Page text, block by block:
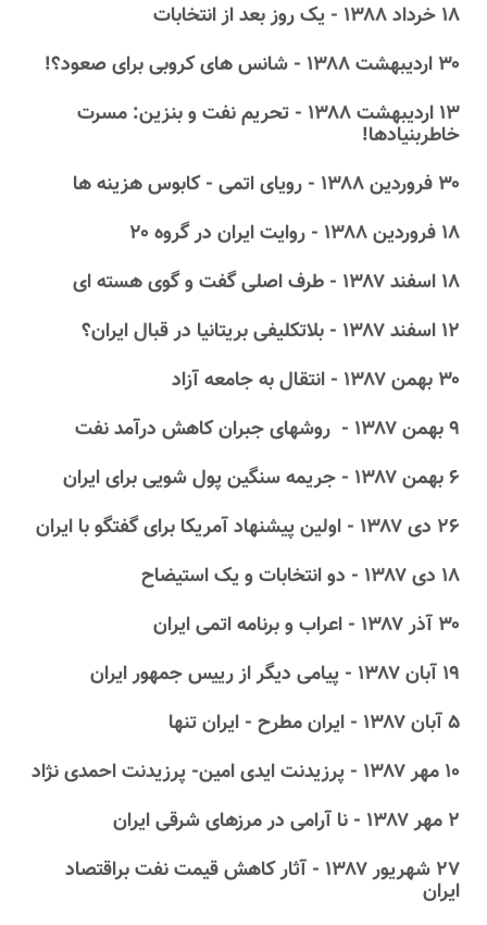
۱۸ خرداد ۱۳۸۸ - یک روز بعد از انتخابات
۳۰ اردیبهشت ۱۳۸۸ - شانس های کروبی برای صعود؟!
۱۳ اردیبهشت ۱۳۸۸ - تحریم نفت و بنزین: مسرت
خاطربنیادها!‏
۳۰ فروردین ۱۳۸۸ - رویای اتمی‎ - ‎کابوس هزینه ها
۱۸ فروردین ۱۳۸۸ - روایت ایران در گروه‎ ‎‏۲۰ ‏
۱۸ اسفند ۱۳۸۷ - طرف اصلی گفت و گوی هسته ای‏
۱۲ اسفند ۱۳۸۷ - بلاتکلیفی بریتانیا در قبال ایران؟
۳۰ بهمن ۱۳۸۷ - انتقال به جامعه آزاد
۹ بهمن ۱۳۸۷ - ‏ روشهای جبران کاهش درآمد نفت‏
۶ بهمن ۱۳۸۷ - جریمه سنگین پول شویی برای ایران
۲۶ دى ۱۳۸۷ - اولین پیشنهاد آمریکا برای گفتگو با ایران
۱۸ دى ۱۳۸۷ - دو انتخابات و یک استیضاح
۳۰ آذر ۱۳۸۷ - اعراب و برنامه اتمی ایران
۱۹ آبان ۱۳۸۷ - پیامی دیگر از رییس جمهور ایران
۵ آبان ۱۳۸۷ - ایران مطرح - ایران تنها
۱۰ مهر ۱۳۸۷ - پرزیدنت ایدی امین- پرزیدنت احمدی نژاد
۲ مهر ۱۳۸۷ - نا آرامی در مرزهای شرقی ایران
۲۷ شهریور ۱۳۸۷ - آثار کاهش قیمت نفت براقتصاد
ایران